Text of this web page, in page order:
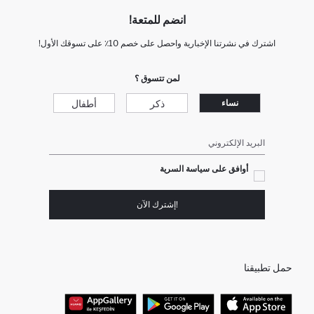
انضم للمتعة!
اشترك في نشرتنا الإخبارية واحصل على خصم 10٪ على تسوقك الأول!
لمن تتسوق ؟
نساء ذكر أطفال
البريد الإلكتروني
أوافق على سياسة السرية
!إشترك الآن
حمل تطبيقنا